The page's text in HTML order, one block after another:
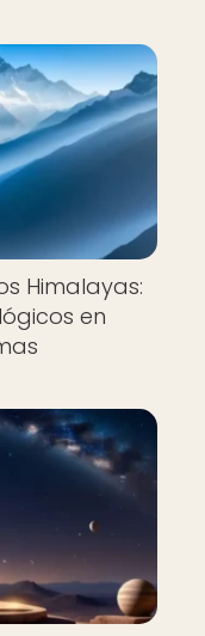
Himalayas:
en